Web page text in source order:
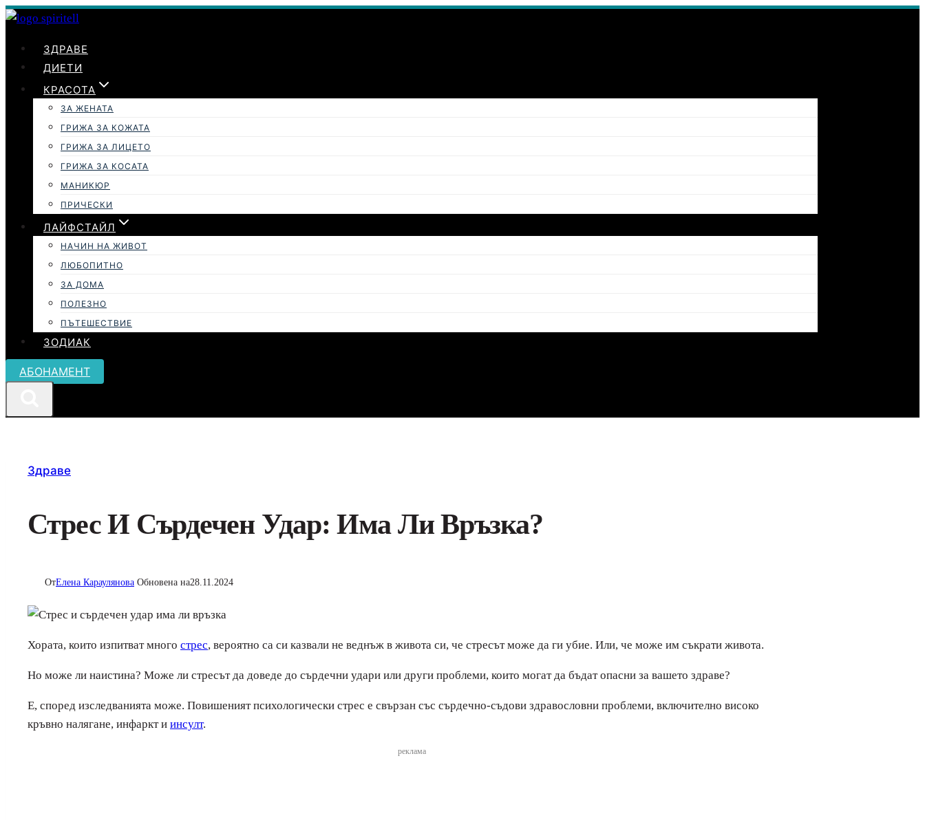
Към
ЗДРАВЕ
ДИЕТИ
КРАСОТА
ЗА ЖЕНАТА
ГРИЖА ЗА КОЖАТА
ГРИЖА ЗА ЛИЦЕТО
ГРИЖА ЗА КОСАТА
МАНИКЮР
ПРИЧЕСКИ
ЛАЙФСТАЙЛ
НАЧИН НА ЖИВОТ
ЛЮБОПИТНО
ЗА ДОМА
ПОЛЕЗНО
ПЪТЕШЕСТВИЕ
ЗОДИАК
АБОНАМЕНТ
Здраве
Стрес И Сърдечен Удар: Има Ли Връзка?
ОтЕлена Караулянова Обновена на28.11.2024
Хората, които изпитват много стрес, вероятно са си казвали не веднъж в живота си, че стресът може да ги убие. Или, че може им съкрати живота.
Но може ли наистина? Може ли стресът да доведе до сърдечни удари или други проблеми, които могат да бъдат опасни за вашето здраве?
Е, според изследванията може. Повишеният психологически стрес е свързан със сърдечно-съдови здравословни проблеми, включително високо
кръвно налягане, инфаркт и инсулт.
реклама